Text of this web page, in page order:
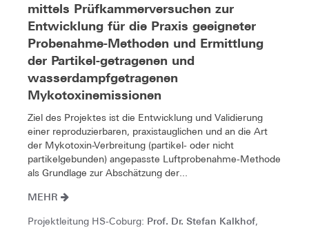
mittels Prüfkammerversuchen zur
Entwicklung für die Praxis geeigneter
Probenahme-Methoden und Ermittlung
der Partikel-getragenen und
wasserdampfgetragenen
Mykotoxinemissionen
Ziel des Projektes ist die Entwicklung und Validierung
einer reproduzierbaren, praxistauglichen und an die Art
der Mykotoxin-Verbreitung (partikel- oder nicht
partikelgebunden) angepasste Luftprobenahme-Methode
als Grundlage zur Abschätzung der...
MEHR
Projektleitung HS-Coburg: Prof. Dr. Stefan Kalkhof,